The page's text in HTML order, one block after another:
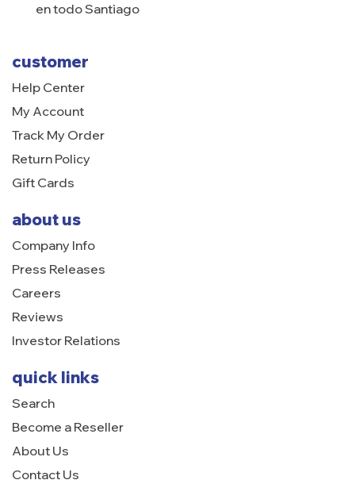
customer
Help Center
My Account
Track My Order
Return Policy
Gift Cards
about us
Company Info
Press Releases
Careers
Reviews
Investor Relations
quick links
Search
Become a Reseller
About Us
Contact Us
en todo Santiago